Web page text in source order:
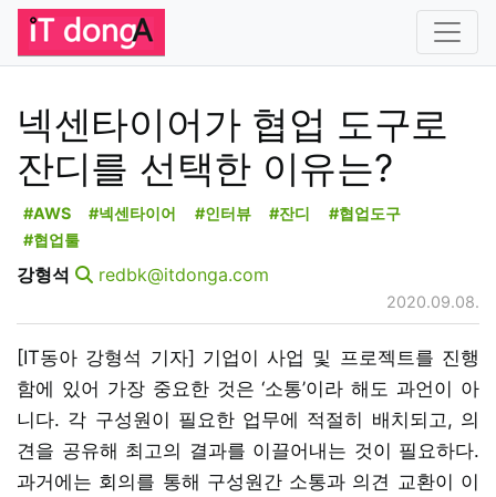
넥센타이어가 협업 도구로
잔디를 선택한 이유는?
#AWS #넥센타이어 #인터뷰 #잔디
#협업도구
#협업툴
강형석 redbk@itdonga.com
2020.09.08.
[IT동아 강형석 기자] 기업이 사업 및 프로젝트를 진행
함에 있어 가장 중요한 것은 ‘소통’이라 해도 과언이 아
니다. 각 구성원이 필요한 업무에 적절히 배치되고, 의
견을 공유해 최고의 결과를 이끌어내는 것이 필요하다.
과거에는 회의를 통해 구성원간 소통과 의견 교환이 이